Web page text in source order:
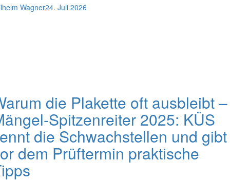
Wagner24. Juli 2026
die Plakette oft ausbleibt –
Spitzenreiter 2025: KÜS
die Schwachstellen und gibt
dem Prüftermin praktische